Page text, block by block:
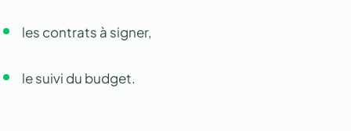
les contrats à signer,
le suivi du budget.